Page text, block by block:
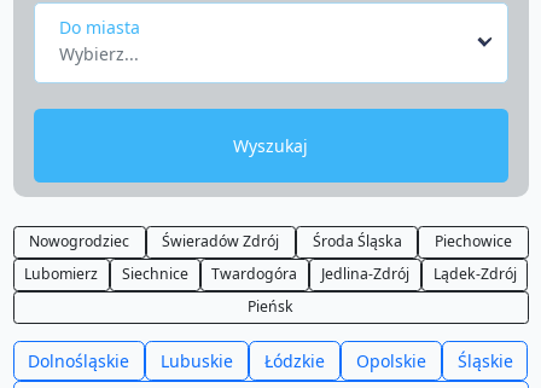
Do miasta
Wybierz...
Wyszukaj
Nowogrodziec Świeradów Zdrój Środa Śląska
Piechowice
Lubomierz
Siechnice Twardogóra Jedlina-Zdrój
Lądek-Zdrój
Pieńsk
Dolnośląskie Lubuskie Łódzkie Opolskie
Śląskie